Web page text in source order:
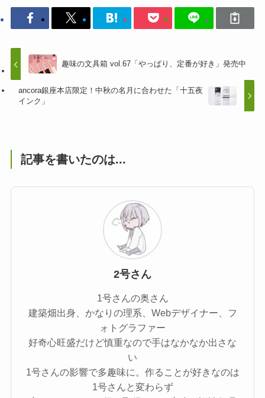
趣味の文具箱 vol.67「やっぱり、定番が好き」発売中
ancora銀座本店限定！中秋の名月に合わせた「十五夜
インク」
記事を書いたのは...
2号さん
1号さんの奥さん
建築畑出身、かなりの理系、Webデザイナー、フ
ォトグラファー
好奇心旺盛だけど慎重なので手はなかなか出さな
い
1号さんの影響で多趣味に。作ることが好きなのは
1号さんと変わらず